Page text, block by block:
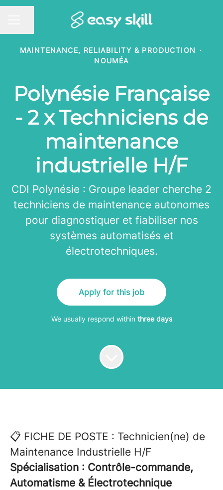
MAINTENANCE, RELIABILITY & PRODUCTION
·
NOUMÉA
Polynésie Française
- 2 x Techniciens de
maintenance
industrielle H/F
CDI Polynésie : Groupe leader cherche 2
techniciens de maintenance autonomes
pour diagnostiquer et fiabiliser nos
systèmes automatisés et
électrotechniques.
Apply for this job
We usually respond within three days
📋 FICHE DE POSTE : Technicien(ne) de
Maintenance Industrielle H/F
Spécialisation : Contrôle-commande,
Automatisme & Électrotechnique